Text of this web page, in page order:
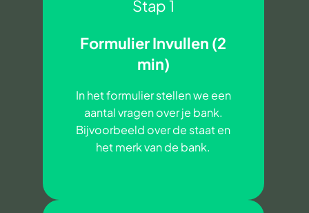
Stap 1
Formulier Invullen (2
min)
In het formulier stellen we een
aantal vragen over je bank.
Bijvoorbeeld over de staat en
het merk van de bank.